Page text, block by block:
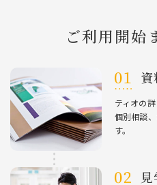
ご利⽤開始
ティオの
個別相談
す。